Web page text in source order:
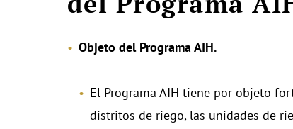
Objeto del Programa AIH.
El Programa AIH tiene por objeto
distritos de riego, las unidades de